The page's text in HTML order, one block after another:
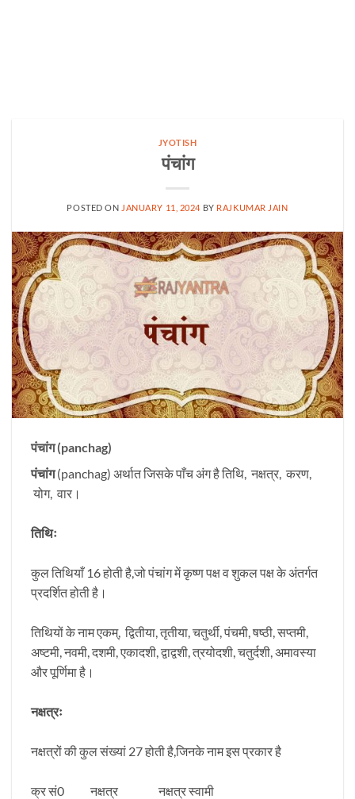
JYOTISH
पंचांग
POSTED ON JANUARY 11, 2024 BY RAJKUMAR JAIN
पंचांग(panchag)
पंचांग(panchag) अर्थात जिसके पाँच अंग है तिथि, नक्षत्र, करण,
योग, वार।
तिथिः
कुल तिथियाँ 16 होती है,जो पंचांग में कृष्ण पक्ष व शुकल पक्ष के अंतर्गत
प्रदर्शित होती है।
तिथियों के नाम एकम्, द्वितीया, तृतीया, चतुर्थी, पंचमी, षष्ठी, सप्तमी,
अष्टमी, नवमी, दशमी, एकादशी, द्वाद्वशी, त्रयोदशी, चतुर्दशी, अमावस्या
और पूर्णिमा है।
नक्षत्रः
नक्षत्रों की कुल संख्यां 27 होती है,जिनके नाम इस प्रकार है
क्र सं0 नक्षत्र नक्षत्र स्वामी